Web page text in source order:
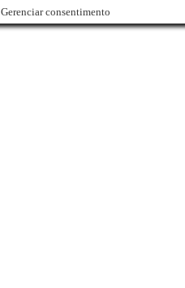
Gerenciar consentimento